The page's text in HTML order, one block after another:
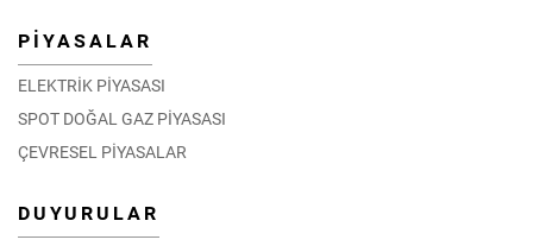
PİYASALAR
ELEKTRİK PİYASASI
SPOT DOĞAL GAZ PİYASASI
ÇEVRESEL PİYASALAR
DUYURULAR